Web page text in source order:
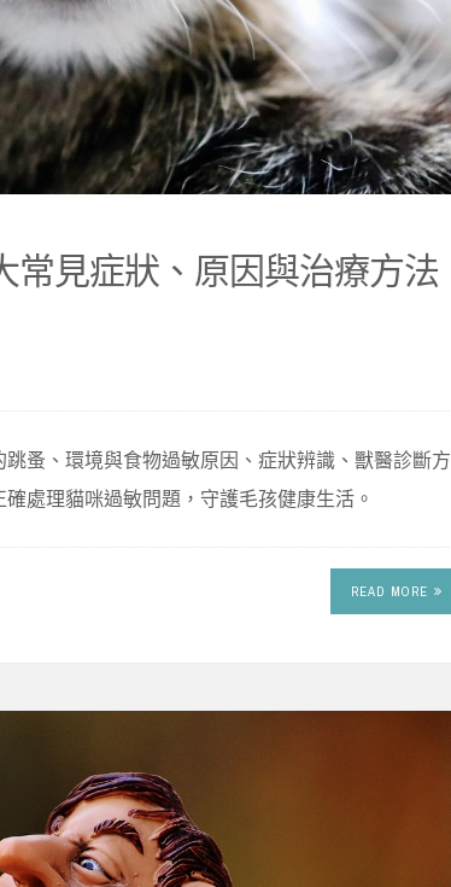
常見症狀、原因與治療方法
蚤、環境與食物過敏原因、症狀辨識、獸醫診斷方
處理貓咪過敏問題，守護毛孩健康生活。
READ MORE